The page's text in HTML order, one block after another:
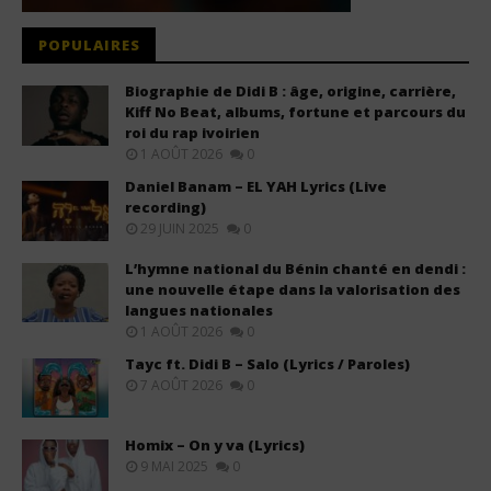
POPULAIRES
Biographie de Didi B : âge, origine, carrière,
Kiff No Beat, albums, fortune et parcours du
roi du rap ivoirien
1 AOÛT 2026 0
Daniel Banam – EL YAH Lyrics (Live
recording)
29 JUIN 2025 0
L’hymne national du Bénin chanté en dendi :
une nouvelle étape dans la valorisation des
langues nationales
1 AOÛT 2026 0
Tayc ft. Didi B – Salo (Lyrics / Paroles)
7 AOÛT 2026 0
Homix – On y va (Lyrics)
9 MAI 2025 0